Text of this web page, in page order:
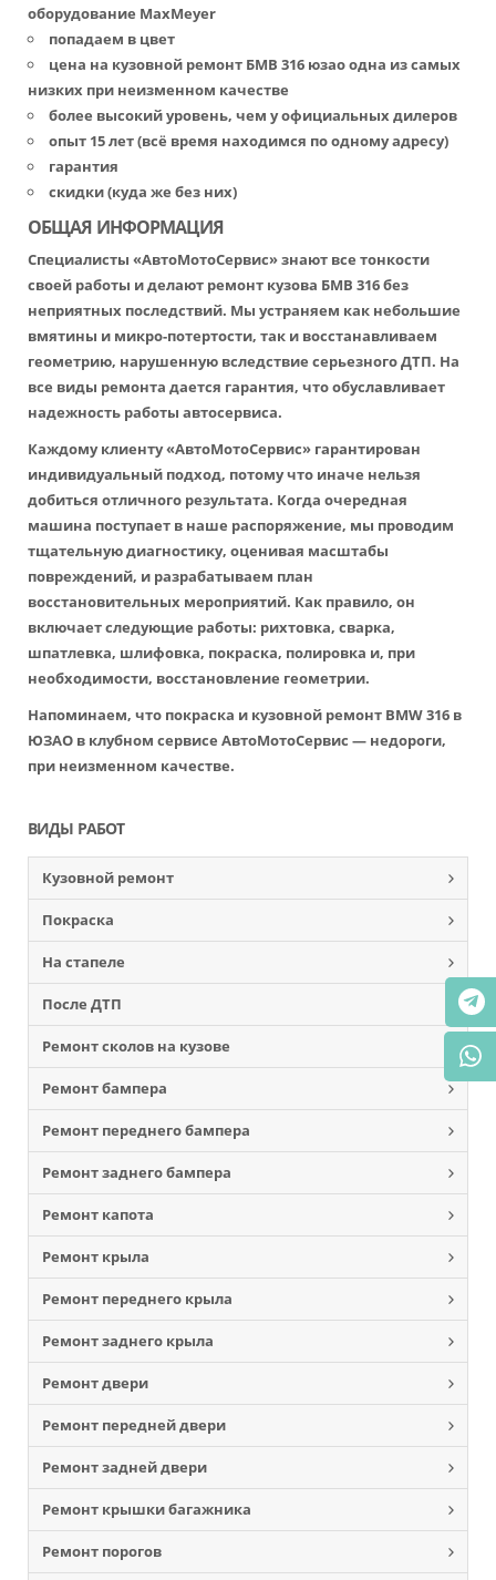
оборудование MaxMeyer
попадаем в цвет
цена на кузовной ремонт БМВ 316 юзао одна из самых
низких при неизменном качестве
более высокий уровень, чем у официальных дилеров
опыт 15 лет (всё время находимся по одному адресу)
гарантия
скидки (куда же без них)
ОБЩАЯ ИНФОРМАЦИЯ
Специалисты «АвтоМотоСервис» знают все тонкости
своей работы и делают ремонт кузова БМВ 316 без
неприятных последствий. Мы устраняем как небольшие
вмятины и микро-потертости, так и восстанавливаем
геометрию, нарушенную вследствие серьезного ДТП. На
все виды ремонта дается гарантия, что обуславливает
надежность работы автосервиса.
Каждому клиенту «АвтоМотоСервис» гарантирован
индивидуальный подход, потому что иначе нельзя
добиться отличного результата. Когда очередная
машина поступает в наше распоряжение, мы проводим
тщательную диагностику, оценивая масштабы
повреждений, и разрабатываем план
восстановительных мероприятий. Как правило, он
включает следующие работы: рихтовка, сварка,
шпатлевка, шлифовка, покраска, полировка и, при
необходимости, восстановление геометрии.
Напоминаем, что покраска и кузовной ремонт BMW 316 в
ЮЗАО в клубном сервисе АвтоМотоСервис — недороги,
при неизменном качестве.
ВИДЫ РАБОТ
Кузовной ремонт
Покраска
На стапеле
После ДТП
Ремонт сколов на кузове
Ремонт бампера
Ремонт переднего бампера
Ремонт заднего бампера
Ремонт капота
Ремонт крыла
Ремонт переднего крыла
Ремонт заднего крыла
Ремонт двери
Ремонт передней двери
Ремонт задней двери
Ремонт крышки багажника
Ремонт порогов